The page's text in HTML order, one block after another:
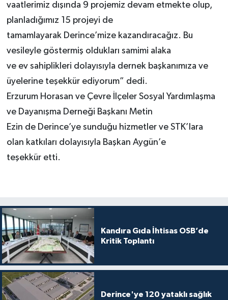
vaatlerimiz dışında 9 projemiz devam etmekte olup,
planladığımız 15 projeyi de
tamamlayarak Derince’mize kazandıracağız. Bu
vesileyle göstermiş oldukları samimi alaka
ve ev sahiplikleri dolayısıyla dernek başkanımıza ve
üyelerine teşekkür ediyorum” dedi.
Erzurum Horasan ve Çevre İlçeler Sosyal Yardımlaşma
ve Dayanışma Derneği Başkanı Metin
Ezin de Derince’ye sunduğu hizmetler ve STK’lara
olan katkıları dolayısıyla Başkan Aygün’e
teşekkür etti.
Kandıra Gıda İhtisas OSB’de
Kritik Toplantı
Derince'ye 120 yataklı sağlık